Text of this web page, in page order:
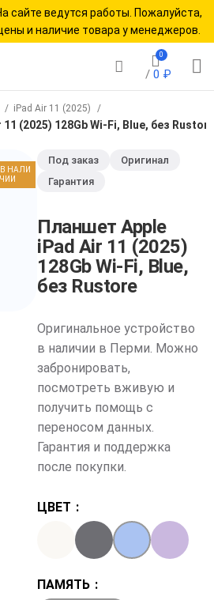
сайте ведутся работы. Пожалуйста,
и наличие товара у менеджеров.
0
/ 0 ₽
iPad Air 11 (2025)
(2025) 128Gb Wi-Fi, Blue, без Rustore
В НАЛИ
ЧИИ
увеличить
Под заказ
Оригинал
Гарантия
Планшет Apple
iPad Air 11 (2025)
128Gb Wi-Fi, Blue,
без Rustore
Оригинальное устройство
в наличии в Перми. Можно
забронировать,
посмотреть вживую и
получить помощь с
переносом данных.
Гарантия и поддержка
после покупки.
ЦВЕТ
ПАМЯТЬ